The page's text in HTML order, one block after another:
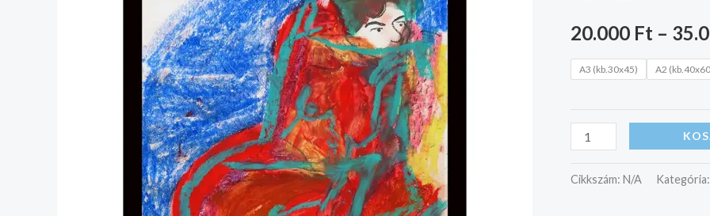
20.000 Ft –
A3 (kb.30x45) A2
Cikkszám: N/A